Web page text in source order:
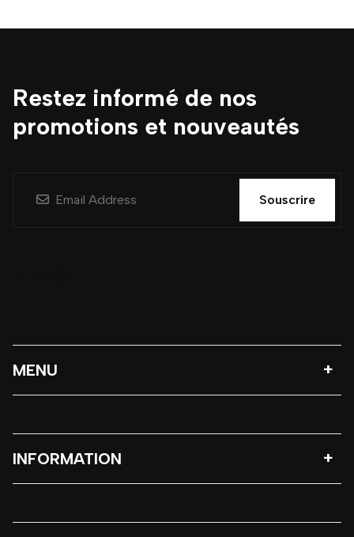
Restez informé de nos
promotions et nouveautés
Souscrire
MENU
INFORMATION